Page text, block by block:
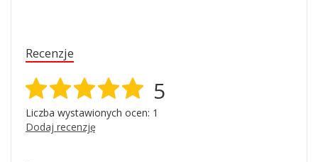
Recenzje
5
Liczba wystawionych ocen: 1
Dodaj recenzję